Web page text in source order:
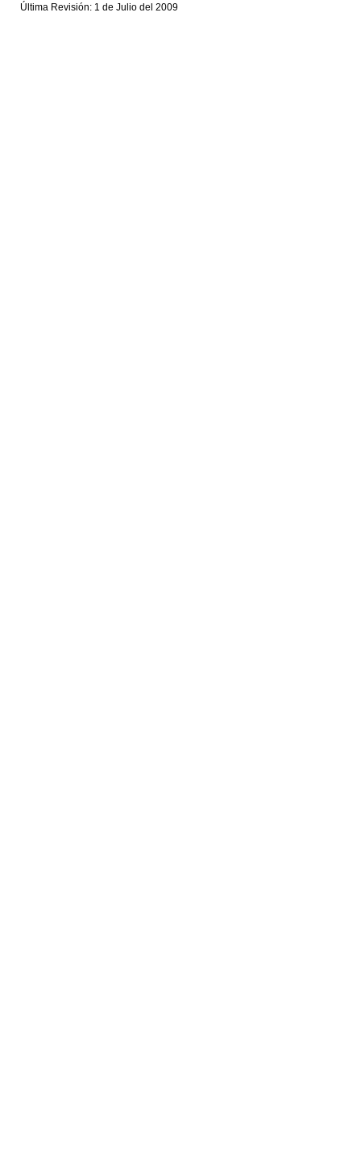
Última Revisión: 1 de Julio del 2009